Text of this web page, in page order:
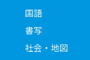
国語
書写
社会・地図